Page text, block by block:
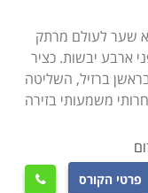
המשימות. הדבר
בין הדיבור
דיבור בשפה
או דמנציה,
הוא שריר המתפקד
נוספת מצריכה
המסייעים לחזק את
את הזיכרון הכללי
שער לעולם מרתק
ארבע יבשות. כציר
ברזיל, השליטה
משמעותי בזירה
פרטי הקורס 